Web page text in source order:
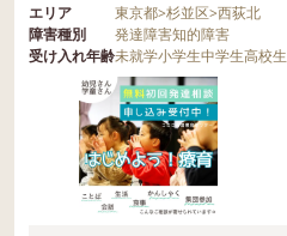
エリア 東京都>杉並区>西荻北
障害種別
発達障害知的障害
受け入れ年齢未就学小学生中学生高校生